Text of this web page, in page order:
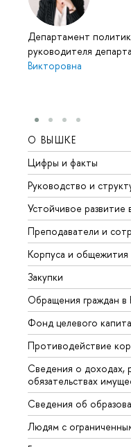
Департамент
руководителя
Викторовна
О ВЫШКЕ
Цифры и факты
Руководство и
Устойчивое
Преподаватели и
Корпуса и общежития
Закупки
Обращения граждан
Фонд целевого
Противодействие
Сведения о доходах,
обязательствах
Сведения об
Людям с